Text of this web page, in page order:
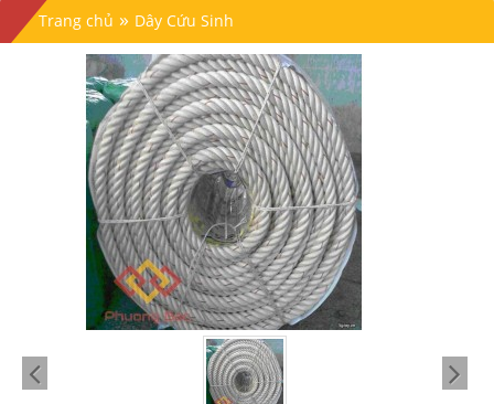
Trang chủ » Dây Cứu Sinh